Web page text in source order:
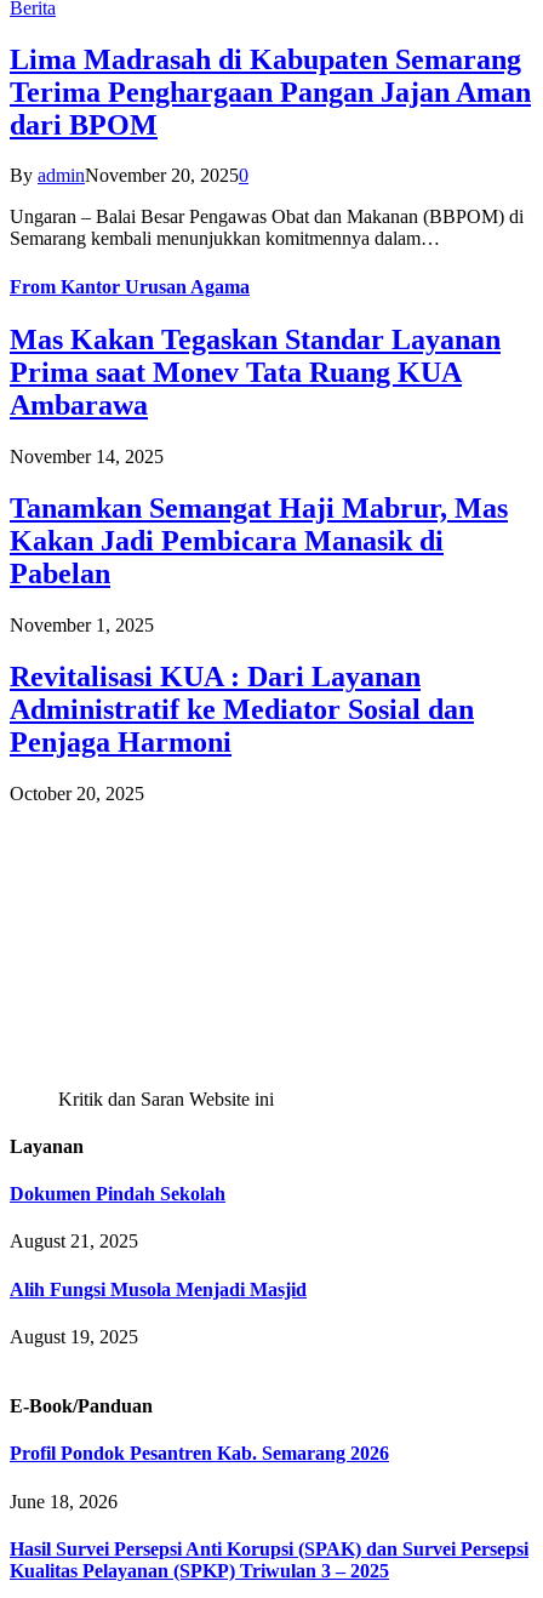
Berita
Lima Madrasah di Kabupaten Semarang
Terima Penghargaan Pangan Jajan Aman
dari BPOM
By adminNovember 20, 20250
Ungaran – Balai Besar Pengawas Obat dan Makanan (BBPOM) di
Semarang kembali menunjukkan komitmennya dalam…
From Kantor Urusan Agama
Mas Kakan Tegaskan Standar Layanan
Prima saat Monev Tata Ruang KUA
Ambarawa
November 14, 2025
Tanamkan Semangat Haji Mabrur, Mas
Kakan Jadi Pembicara Manasik di
Pabelan
November 1, 2025
Revitalisasi KUA : Dari Layanan
Administratif ke Mediator Sosial dan
Penjaga Harmoni
October 20, 2025
Kritik dan Saran Website ini
Layanan
Dokumen Pindah Sekolah
August 21, 2025
Alih Fungsi Musola Menjadi Masjid
August 19, 2025
E-Book/Panduan
Profil Pondok Pesantren Kab. Semarang 2026
June 18, 2026
Hasil Survei Persepsi Anti Korupsi (SPAK) dan Survei Persepsi
Kualitas Pelayanan (SPKP) Triwulan 3 – 2025